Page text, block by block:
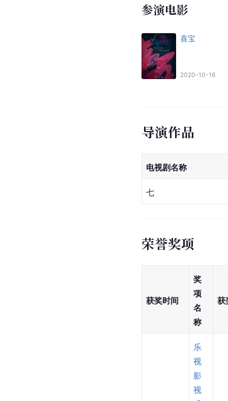
参演电影
喜宝
2020-10-16
导演作品
电视剧名称
七
荣誉奖项
获奖时间
奖
项
名
称
获
乐
视
影
视